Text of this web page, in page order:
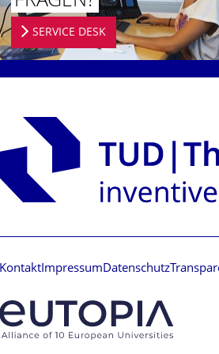
SERVICE DESK
Kontakt Impressum Datenschutz